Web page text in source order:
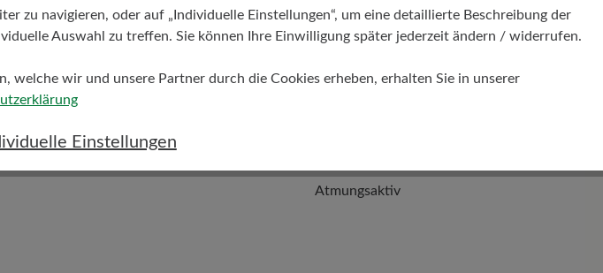
Dämpfungsgrad
mittel
Atmungsaktiv
zu navigieren, oder auf „Individuelle Einstellungen“, um eine detaillierte Beschreibung der
Auswahl zu treffen. Sie können Ihre Einwilligung später jederzeit ändern / widerrufen.
welche wir und unsere Partner durch die Cookies erheben, erhalten Sie in unserer
Einstellungen